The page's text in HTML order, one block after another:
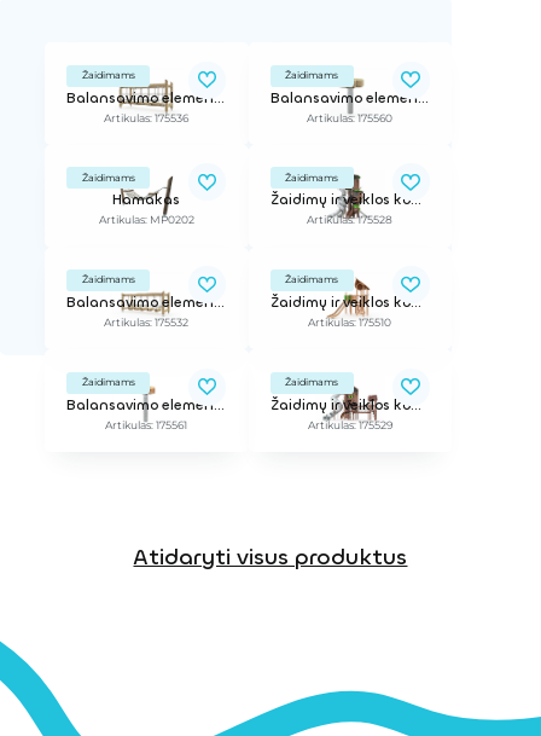
Žaidimams
Balansavimo elementas
Artikulas: 175536
Žaidimams
Balansavimo elementas
Artikulas: 175560
Žaidimams
Hamakas
Artikulas: MP0202
Žaidimams
Žaidimų ir veiklos kompleksas
Artikulas: 175528
Žaidimams
Balansavimo elementas
Artikulas: 175532
Žaidimams
Žaidimų ir veiklos kompleksas
Artikulas: 175510
Žaidimams
Balansavimo elementas
Artikulas: 175561
Žaidimams
Žaidimų ir veiklos kompleksas
Artikulas: 175529
Atidaryti visus produktus